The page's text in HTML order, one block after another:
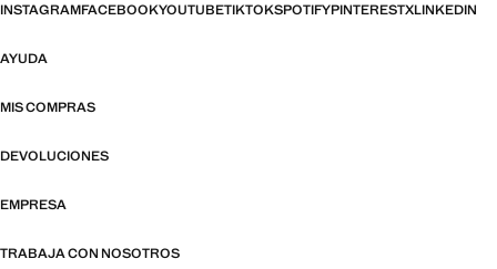
INSTAGRAMFACEBOOKYOUTUBETIKTOKSPOTIFYPINTERESTXLINKEDIN
AYUDA
MIS COMPRAS
DEVOLUCIONES
EMPRESA
TRABAJA CON NOSOTROS